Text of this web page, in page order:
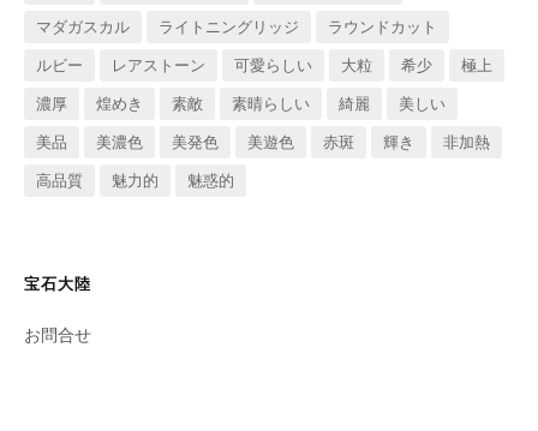
マダガスカル
ライトニングリッジ
ラウンドカット
ルビー
レアストーン 可愛らしい 大粒 希少
極上
濃厚
煌めき 素敵 素晴らしい 綺麗
美しい
美品
美濃色 美発色 美遊色 赤斑 輝き
非加熱
高品質
魅力的 魅惑的
宝石大陸
お問合せ